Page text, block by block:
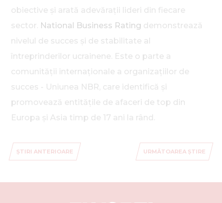
obiective și arată adevărații lideri din fiecare
sector. National Business Rating demonstrează
nivelul de succes și de stabilitate al
întreprinderilor ucrainene. Este o parte a
comunității internaționale a organizațiilor de
succes - Uniunea NBR, care identifică și
promovează entitățile de afaceri de top din
Europa și Asia timp de 17 ani la rând.
ȘTIRI ANTERIOARE URMĂTOAREA ȘTIRE